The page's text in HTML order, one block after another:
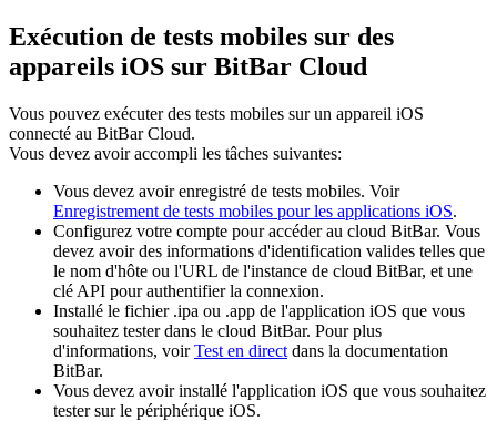
Exécution de tests mobiles sur des
appareils iOS sur BitBar Cloud
Vous pouvez exécuter des tests mobiles sur un appareil iOS
connecté au BitBar Cloud.
Vous devez avoir accompli les tâches suivantes:
Vous devez avoir enregistré de tests mobiles. Voir
Enregistrement de tests mobiles pour les applications iOS.
Configurez votre compte pour accéder au cloud BitBar. Vous
devez avoir des informations d'identification valides telles que
le nom d'hôte ou l'URL de l'instance de cloud BitBar, et une
clé API pour authentifier la connexion.
Installé le fichier .ipa ou .app de l'application iOS que vous
souhaitez tester dans le cloud BitBar. Pour plus
d'informations, voirTest en direct dans la documentation
BitBar.
Vous devez avoir installé l'application iOS que vous souhaitez
tester sur le périphérique iOS.